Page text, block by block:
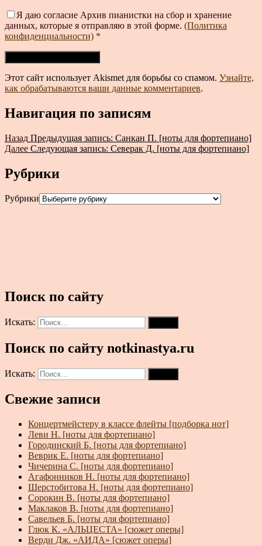
Я даю согласие Архив пианистки на сбор и хранение
данных, которые я отправляю в этой форме. (Политика
конфиденциальности) *
Этот сайт использует Akismet для борьбы со спамом. Узнайте,
как обрабатываются ваши данные комментариев.
Навигация по записям
Назад Предыдущая запись: Санкан П. [ноты для фортепиано]
Далее Следующая запись: Северак Д. [ноты для фортепиано]
Рубрики
Рубрики
Поиск по сайту
Искать:
Поиск по сайту notkinastya.ru
Искать:
Свежие записи
Концертмейстеру в классе флейты [подборка нот]
Леви Н. [ноты для фортепиано]
Городинский Б. [ноты для фортепиано]
Веврик Е. [ноты для фортепиано]
Чичерина С. [ноты для фортепиано]
Агафонников Н. [ноты для фортепиано]
Шерстобитова Н. [ноты для фортепиано]
Сорокин В. [ноты для фортепиано]
Маклаков В. [ноты для фортепиано]
Савельев Б. [ноты для фортепиано]
Глюк К. «АЛЬЦЕСТА» [сюжет оперы]
Верди Дж. «АИДА» [сюжет оперы]